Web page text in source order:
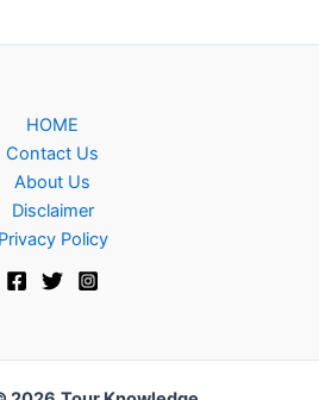
HOME
Contact Us
About Us
Disclaimer
Privacy Policy